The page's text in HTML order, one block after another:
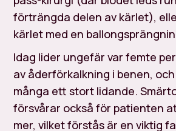
förträngda delen av kärlet),
kärlet med en
Idag lider ungefär var femte
av åderförkalkning i benen,
många ett stort lidande.
försvårar också för patienten
mer, vilket förstås är en viktig